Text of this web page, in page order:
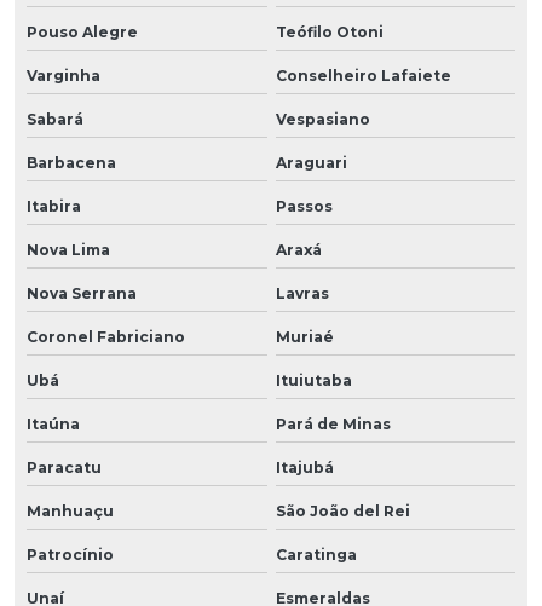
Pouso Alegre Teófilo Otoni
Varginha Conselheiro Lafaiete
Sabará Vespasiano
Barbacena Araguari
Itabira Passos
Nova Lima Araxá
Nova Serrana Lavras
Coronel Fabriciano Muriaé
Ubá Ituiutaba
Itaúna Pará de Minas
Paracatu Itajubá
Manhuaçu São João del Rei
Patrocínio Caratinga
Unaí Esmeraldas